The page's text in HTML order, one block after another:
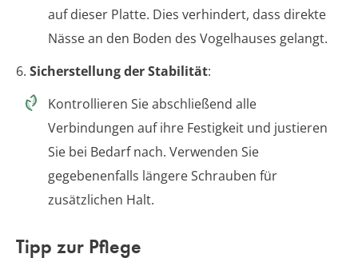
auf dieser Platte. Dies verhindert, dass direkte
Nässe an den Boden des Vogelhauses gelangt.
6. Sicherstellung der Stabilität:
Kontrollieren Sie abschließend alle
Verbindungen auf ihre Festigkeit und justieren
Sie bei Bedarf nach. Verwenden Sie
gegebenenfalls längere Schrauben für
zusätzlichen Halt.
Tipp zur Pflege